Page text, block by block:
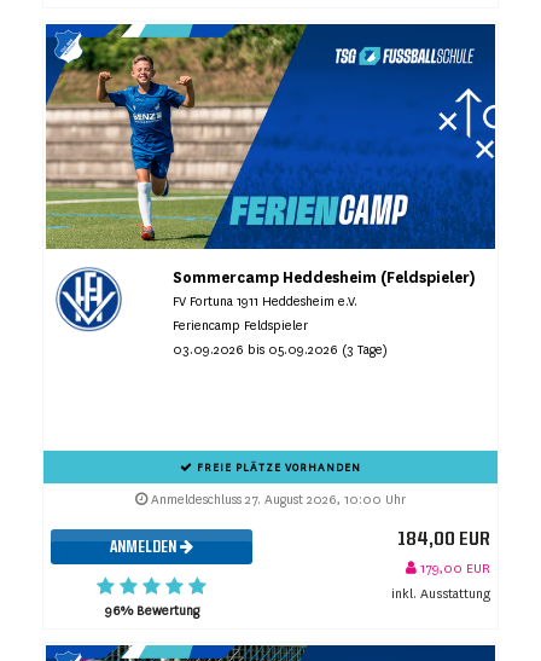
Sommercamp Heddesheim (Feldspieler)
FV Fortuna 1911 Heddesheim e.V.
Feriencamp Feldspieler
03.09.2026 bis 05.09.2026 (3 Tage)
FREIE PLÄTZE VORHANDEN
Anmeldeschluss 27. August 2026, 10:00 Uhr
ANMELDEN
96% Bewertung
184,00 EUR
179,00 EUR
inkl. Ausstattung